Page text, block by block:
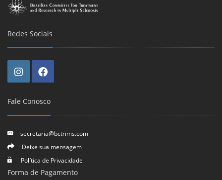
Redes Sociais
Fale Conosco
secretaria@bctrims.com
Deixe sua mensagem
Política de Privacidade
Forma de Pagamento